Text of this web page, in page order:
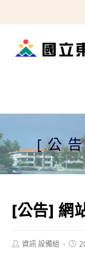
轉
[公
[公告] 網
Post資訊 設備組
Post